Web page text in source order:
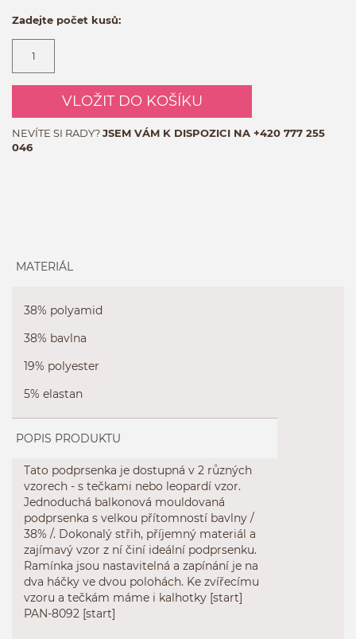
Zadejte počet kusů:
VLOŽIT DO KOŠÍKU
NEVÍTE SI RADY?JSEM VÁM K DISPOZICI NA +420 777 255
046
MATERIÁL
38% polyamid
38% bavlna
19% polyester
5% elastan
POPIS PRODUKTU
Tato podprsenka je dostupná v 2 různých
vzorech - s tečkami nebo leopardí vzor.
Jednoduchá balkonová mouldovaná
podprsenka s velkou přítomností bavlny /
38% /. Dokonalý střih, příjemný materiál a
zajímavý vzor z ní činí ideální podprsenku.
Ramínka jsou nastavitelná a zapínání je na
dva háčky ve dvou polohách. Ke zvířecímu
vzoru a tečkám máme i kalhotky [start]
PAN-8092 [start]